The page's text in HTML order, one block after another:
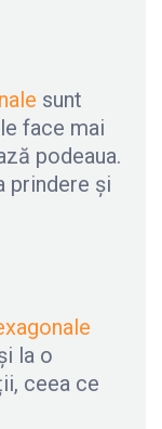
sunt
face mai
podeaua.
prindere și
la o
ceea ce